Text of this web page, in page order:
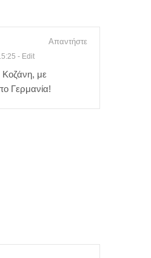
- Edit
Απαντήστε
με
Γερμανία!